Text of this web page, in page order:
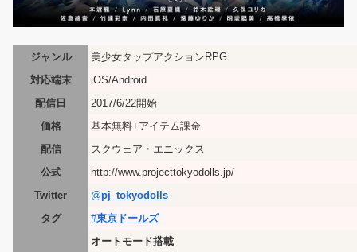
ジャンル
美少女タップアクションRPG
対応端末
iOS/Android
配信日
2017/6/22開始
価格
基本無料+アイテム課金
配信
スクウェア・エニックス
公式
http://www.projecttokyodolls.jp/
Twitter
@pj_tokyodolls
タグ
#東京ドールズ
オートモード搭載